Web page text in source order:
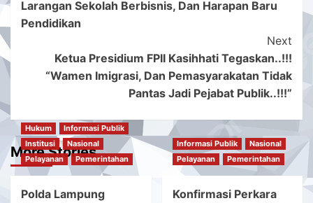
Navigation
Larangan Sekolah Berbisnis, Dan Harapan Baru
Pendidikan
Next
Ketua Presidium FPII Kasihhati Tegaskan..!!!
“Wamen Imigrasi, Dan Pemasyarakatan Tidak
Pantas Jadi Pejabat Publik..!!!”
More Stories
Hukum
Informasi Publik
Institusi
Nasional
Pelayanan
Pemerintahan
Polda Lampung
Informasi Publik
Nasional
Pelayanan
Pemerintahan
Konfirmasi Perkara